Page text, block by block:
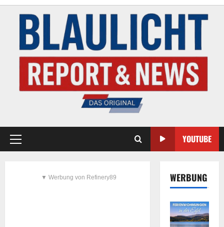
YOUTUBE
▼ Werbung von Refinery89 WERBUNG